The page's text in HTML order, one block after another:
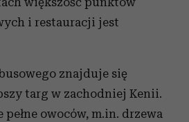
i restauracji jest
znajduje się
targ w zachodniej Kenii.
pełne owoców, m.in. drzewa